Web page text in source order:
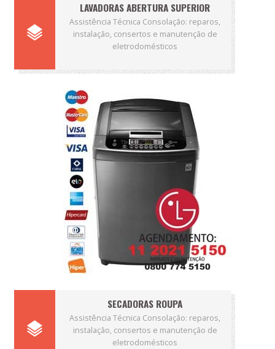
LAVADORAS ABERTURA SUPERIOR
Assistência Técnica Consolação: reparos,
instalação, consertos e manutenção de
eletrodomésticos
SECADORAS ROUPA
Assistência Técnica Consolação: reparos,
instalação, consertos e manutenção de
eletrodomésticos